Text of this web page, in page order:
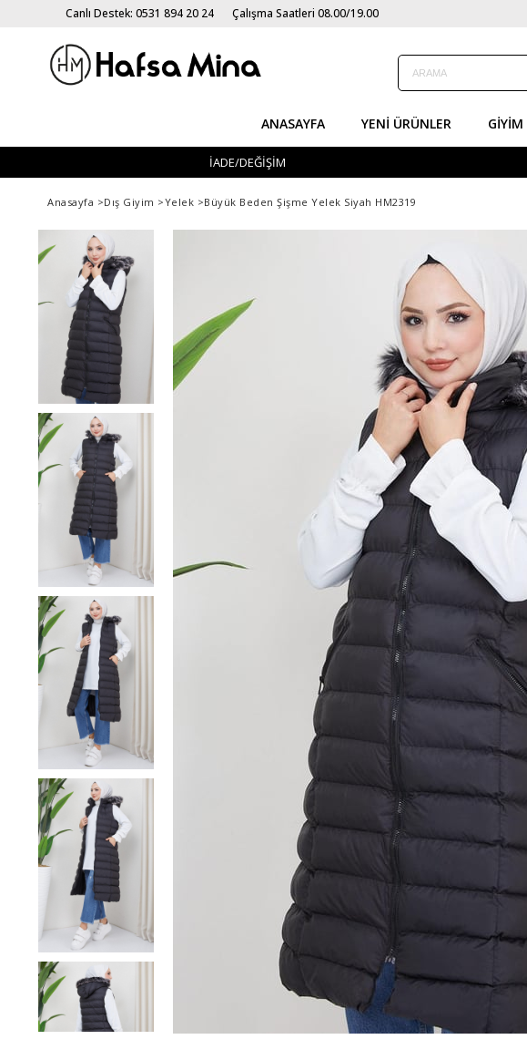
Canlı Destek: 0531 894 20 24 Çalışma Saatleri 08.00/19.00
ANASAYFA YENI ÜRÜNLER GIYIM
İADE/DEĞİŞİM
Anasayfa >Dış Giyim >Yelek >Büyük Beden Şişme Yelek Siyah HM2319